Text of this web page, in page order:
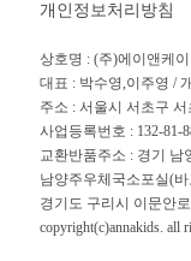
개인정보처리방침
상호명 : (주)에이앤케이
대표 : 박수영,이주영 /
주소 : 서울시 서초구 서
사업등록번호 : 132-81-
교환반품주소 : 경기 남
남양주우체국소포실(
경기도 구리시 이문안
copyright(c)annakids. all